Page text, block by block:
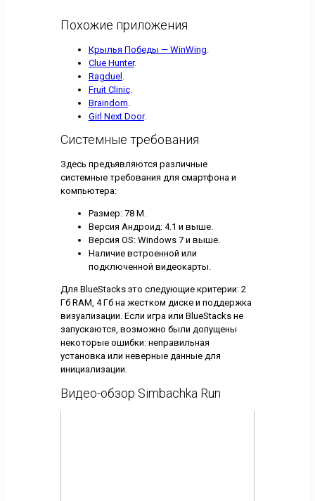
Похожие приложения
Крылья Победы — WinWing
Clue Hunter.
Ragduel
Fruit Clinic.
Braindom
Girl Next Door.
Системные требования
Здесь предъявляются различные
системные требования для смартфона и
компьютера:
Размер: 78 М.
Версия Андроид: 4.1 и выше.
Версия OS: Windows 7 и выше.
Наличие встроенной или
подключенной видеокарты.
Для BlueStacks это следующие критерии: 2
Гб RAM, 4 Гб на жестком диске и поддержка
визуализации. Если игра или BlueStacks не
запускаются, возможно были допущены
некоторые ошибки: неправильная
установка или неверные данные для
инициализации.
Видео-обзор Simbachka Run